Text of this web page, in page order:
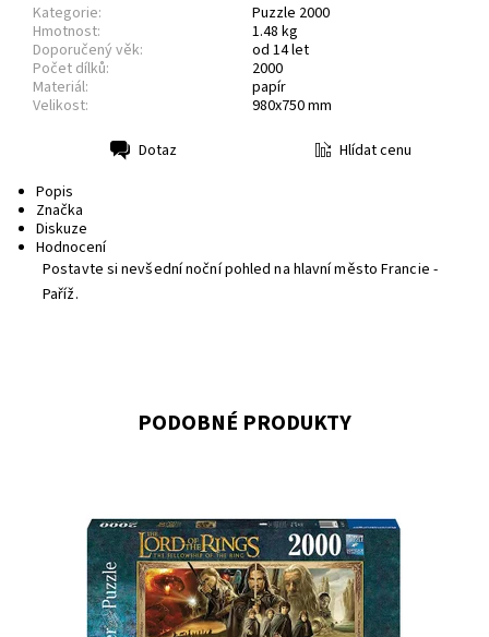
Kategorie:
Puzzle 2000
Hmotnost:
1.48 kg
Doporučený věk:
od 14 let
Počet dílků:
2000
Materiál:
papír
Velikost:
980x750 mm
Dotaz
Hlídat cenu
Popis
Značka
Diskuze
Hodnocení
Postavte si nevšední noční pohled na hlavní město Francie -
Paříž.
PODOBNÉ PRODUKTY
Dostupnost: Skladem1
9777
Značka:
RAVENSBURGER